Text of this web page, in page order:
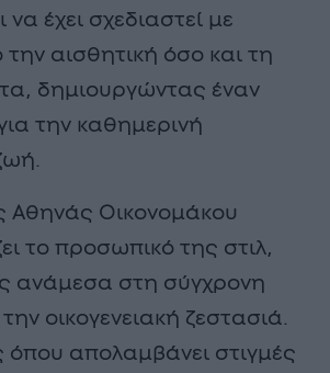
να έχει σχεδιαστεί με
αισθητική όσο και τη
δημιουργώντας έναν
την καθημερινή
Αθηνάς Οικονομάκου
το προσωπικό της στιλ,
ανάμεσα στη σύγχρονη
οικογενειακή ζεστασιά.
όπου απολαμβάνει στιγμές